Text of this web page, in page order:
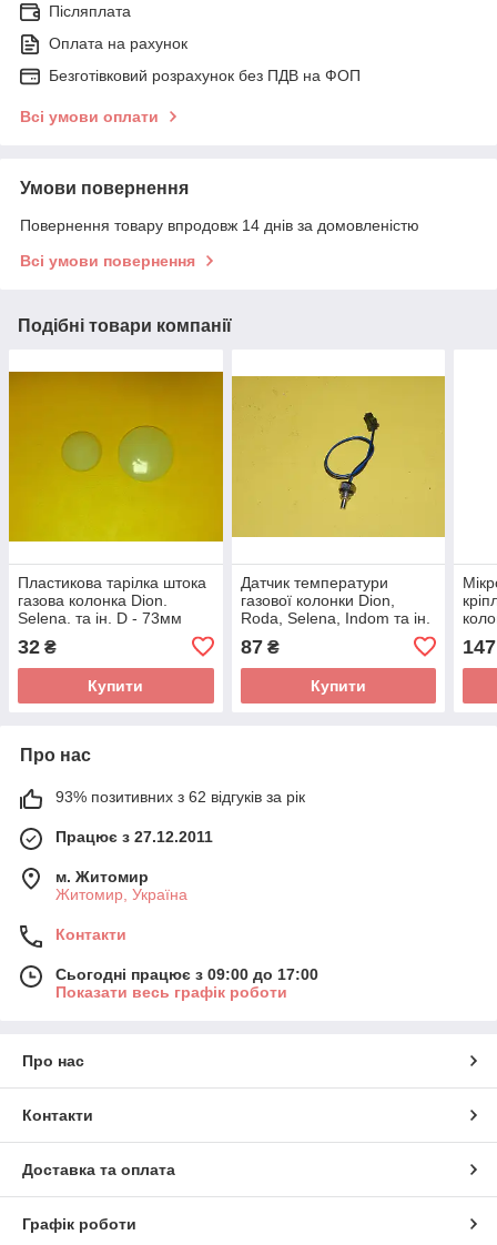
Післяплата
Оплата на рахунок
Безготівковий розрахунок без ПДВ на ФОП
Всі умови оплати
Умови повернення
Повернення товару впродовж 14 днів за домовленістю
Всі умови повернення
Подібні товари компанії
Пластикова тарілка штока
газова колонка Dion.
Sеlеnа. та ін. D - 73мм
32 ₴
Купити
Датчик температури
газової колонки Dion,
Roda, Sеlеnа, Indom та ін.
87₴
Купити
147
Про нас
93% позитивних з 62 відгуків за рік
Працює з 27.12.2011
м. Житомир
Житомир, Україна
Контакти
Сьогодні працює з 09:00 до 17:00
Показати весь графік роботи
Про нас
Контакти
Доставка та оплата
Графік роботи